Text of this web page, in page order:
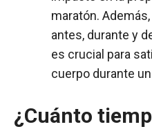
maratón.
antes, durante y
es crucial para
cuerpo durante
¿Cuánto